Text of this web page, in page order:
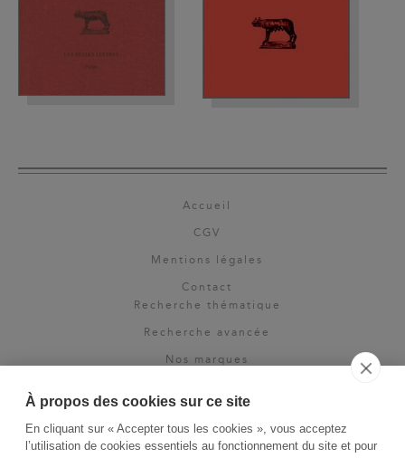
À propos des cookies sur ce site
En cliquant sur « Accepter tous les cookies », vous acceptez
l’utilisation de cookies essentiels au fonctionnement du site et pour
Accueil
CGV
Mentions légales
Contact
Recherche thématique
Recherche avancée
Nos marques
Espace pro
Newsletter